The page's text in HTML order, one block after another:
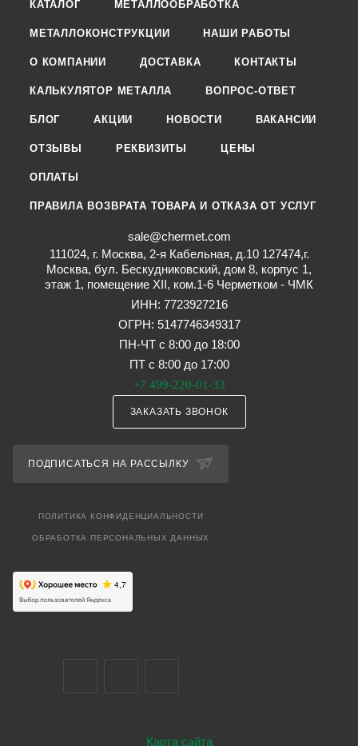
КАТАЛОГ МЕТАЛЛООБРАБОТКА
МЕТАЛЛОКОНСТРУКЦИИ НАШИ РАБОТЫ
О КОМПАНИИ ДОСТАВКА КОНТАКТЫ
КАЛЬКУЛЯТОР МЕТАЛЛА ВОПРОС-ОТВЕТ
БЛОГ АКЦИИ НОВОСТИ ВАКАНСИИ
ОТЗЫВЫ РЕКВИЗИТЫ ЦЕНЫ
ОПЛАТЫ
ПРАВИЛА ВОЗВРАТА ТОВАРА И ОТКАЗА ОТ УСЛУГ
sale@chermet.com
111024, г. Москва, 2-я Кабельная, д.10 127474,г.
Москва, бул. Бескудниковский, дом 8, корпус 1,
этаж 1, помещение XII, ком.1-6 Черметком - ЧМК
ИНН: 7723927216
ОГРН: 5147746349317
ПН-ЧТ с 8:00 до 18:00
ПТ с 8:00 до 17:00
+7 499-220-01-33
ЗАКАЗАТЬ ЗВОНОК
ПОДПИСАТЬСЯ НА РАССЫЛКУ
ПОЛИТИКА КОНФИДЕНЦИАЛЬНОСТИ
ОБРАБОТКА ПЕРСОНАЛЬНЫХ ДАННЫХ
Карта сайта